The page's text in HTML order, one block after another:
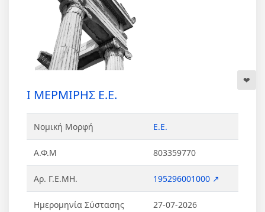
Ι ΜΕΡΜΙΡΗΣ Ε.Ε.
Νομική Μορφή Ε.Ε.
Α.Φ.Μ 803359770
Αρ. Γ.Ε.ΜΗ. 195296001000 ↗
Ημερομηνία Σύστασης 27-07-2026